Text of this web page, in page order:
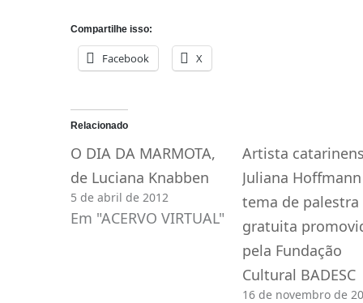
Compartilhe isso:
Facebook X
Relacionado
O DIA DA MARMOTA,
de Luciana Knabben
5 de abril de 2012
Em "ACERVO VIRTUAL"
Artista
Juliana
tema de palestra
gratuita
pela Fundação
Cultural BADESC
16 de novembro de